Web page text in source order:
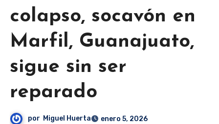
colapso, socavón en
Marfil, Guanajuato,
sigue sin ser
reparado
por Miguel Huerta enero 5, 2026